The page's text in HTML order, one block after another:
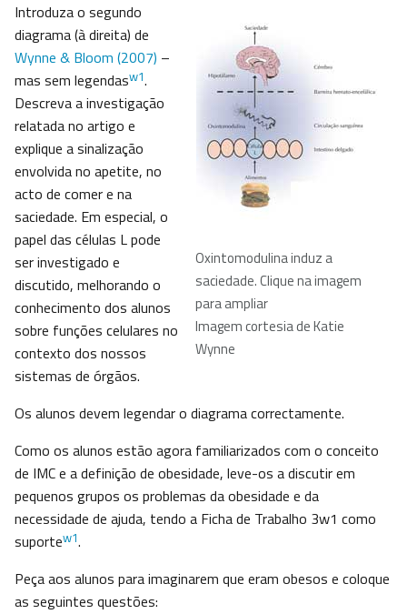
Oxintomodulina induz a
saciedade. Clique na imagem
para ampliar
Imagem cortesia de Katie
Wynne
Introduza o segundo
diagrama (à direita) de
Wynne & Bloom (2007) –
mas sem legendasw1.
Descreva a investigação
relatada no artigo e
explique a sinalização
envolvida no apetite, no
acto de comer e na
saciedade. Em especial, o
papel das células L pode
ser investigado e
discutido, melhorando o
conhecimento dos alunos
sobre funções celulares no
contexto dos nossos
sistemas de órgãos.
Os alunos devem legendar o diagrama correctamente.
Como os alunos estão agora familiarizados com o conceito
de IMC e a definição de obesidade, leve-os a discutir em
pequenos grupos os problemas da obesidade e da
necessidade de ajuda, tendo a Ficha de Trabalho 3w1 como
suportew1.
Peça aos alunos para imaginarem que eram obesos e coloque
as seguintes questões: